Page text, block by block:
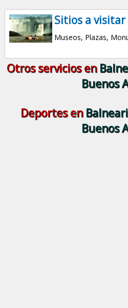
Sitios a visitar
Museos, Plazas,
Otros servicios en
Buenos
Deportes en
Buenos